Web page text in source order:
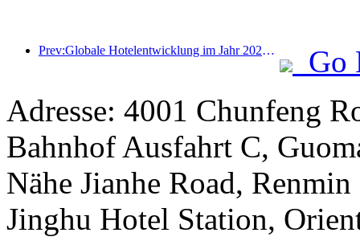
Prev:Globale Hotelentwicklung im Jahr 2026: Shanghai belegt Platz eins bei der Anzahl neuer Zimmer
Go
Adresse: 4001 Chunfeng
Bahnhof Ausfahrt C,
Nähe Jianhe Road,
Jinghu Hotel Station,